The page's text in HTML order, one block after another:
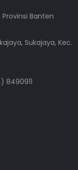
Banten
Sukajaya, Kec.
8490911